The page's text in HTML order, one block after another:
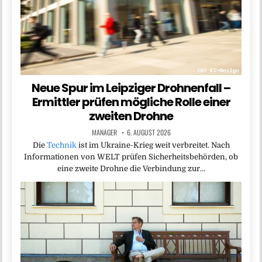
Neue Spur im Leipziger Drohnenfall –
Ermittler prüfen mögliche Rolle einer
zweiten Drohne
MANAGER 6. AUGUST 2026
Die Technikist im Ukraine-Krieg weit verbreitet. Nach
Informationen von WELT prüfen Sicherheitsbehörden, ob
eine zweite Drohne die Verbindung zur…